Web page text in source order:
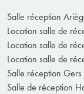
Salle réception
Location salle de
Location salle de
Location salle de
Salle réception Gers
Salle de réception